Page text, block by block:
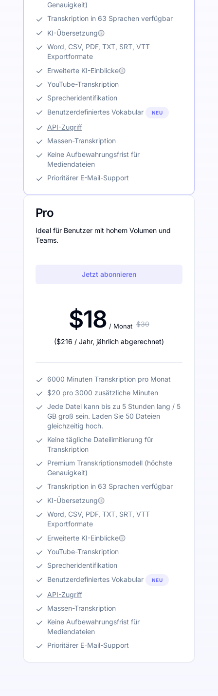
Genauigkeit)
Transkription in 63 Sprachen verfügbar
KI-Übersetzung
Word, CSV, PDF, TXT, SRT, VTT
Exportformate
Erweiterte KI-Einblicke
YouTube-Transkription
Sprecheridentifikation
Benutzerdefiniertes Vokabular
NEU
API-Zugriff
Massen-Transkription
Keine Aufbewahrungsfrist für
Mediendateien
Prioritärer E-Mail-Support
Pro
Ideal für Benutzer mit hohem Volumen und
Teams.
Jetzt abonnieren
$18 / Monat $30
($216 / Jahr, jährlich abgerechnet)
6000 Minuten Transkription pro Monat
$20 pro 3000 zusätzliche Minuten
Jede Datei kann bis zu 5 Stunden lang / 5
GB groß sein. Laden Sie 50 Dateien
gleichzeitig hoch.
Keine tägliche Dateilimitierung für
Transkription
Premium Transkriptionsmodell (höchste
Genauigkeit)
Transkription in 63 Sprachen verfügbar
KI-Übersetzung
Word, CSV, PDF, TXT, SRT, VTT
Exportformate
Erweiterte KI-Einblicke
YouTube-Transkription
Sprecheridentifikation
Benutzerdefiniertes Vokabular
NEU
API-Zugriff
Massen-Transkription
Keine Aufbewahrungsfrist für
Mediendateien
Prioritärer E-Mail-Support